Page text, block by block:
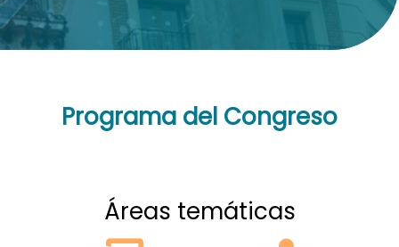
Programa del Congreso
Áreas temáticas